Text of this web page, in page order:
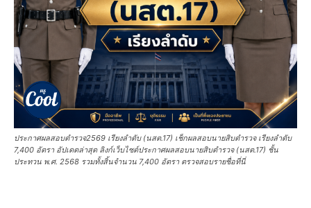
ประกาศผลสอบตํารวจ2569 เรียงลำดับ (นสต.17) เช็กผลสอบนายสิบตำรวจ เรียงลำดับ
7,400 อัตรา อัปเดตล่าสุด ลิงก์เว็บไซต์ประกาศผลสอบนายสิบตำรวจ (นสต.17) ชั้น
ประทวน พ.ศ. 2568 รวมทั้งสิ้นจำนวน 7,400 อัตรา ตรวจสอบรายชื่อที่นี่